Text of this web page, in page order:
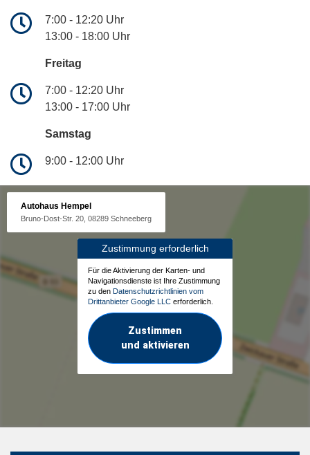
7:00 - 12:20 Uhr
13:00 - 18:00 Uhr
Freitag
7:00 - 12:20 Uhr
13:00 - 17:00 Uhr
Samstag
9:00 - 12:00 Uhr
Autohaus Hempel
Bruno-Dost-Str. 20, 08289 Schneeberg
Zustimmung erforderlich
Für die Aktivierung der Karten- und
Navigationsdienste ist Ihre Zustimmung
zu den Datenschutzrichtlinien vom
Drittanbieter Google LLC erforderlich.
Zustimmen
und aktivieren